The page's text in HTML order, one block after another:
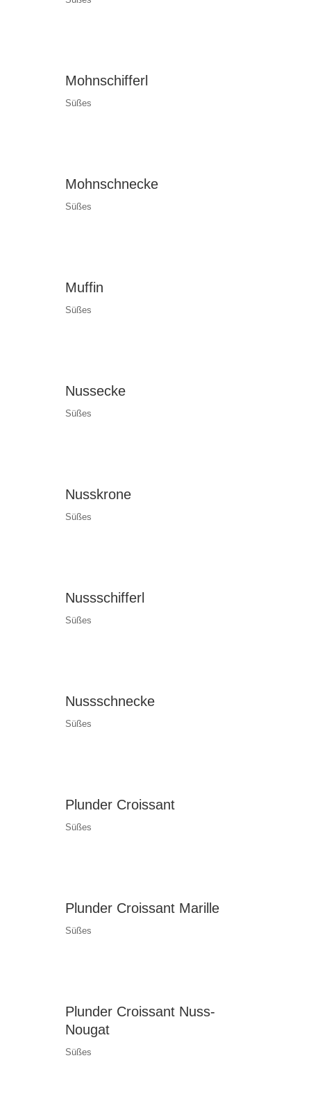
Mohnschifferl
Süßes
Mohnschnecke
Süßes
Muffin
Süßes
Nussecke
Süßes
Nusskrone
Süßes
Nussschifferl
Süßes
Nussschnecke
Süßes
Plunder Croissant
Süßes
Plunder Croissant Marille
Süßes
Plunder Croissant Nuss-
Nougat
Süßes